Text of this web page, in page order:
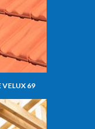
VELUX 69